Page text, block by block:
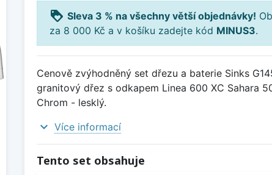
loyalty Sleva 3 % na všechny větší objednávky!
za 8 000 Kč a v košíku zadejte kód MINUS3.
Cenově zvýhodněný set dřezu a baterie Sinks
granitový dřez s odkapem Linea 600 XC Sahara
Chrom - lesklý.
expand_more Více informací
Tento set obsahuje